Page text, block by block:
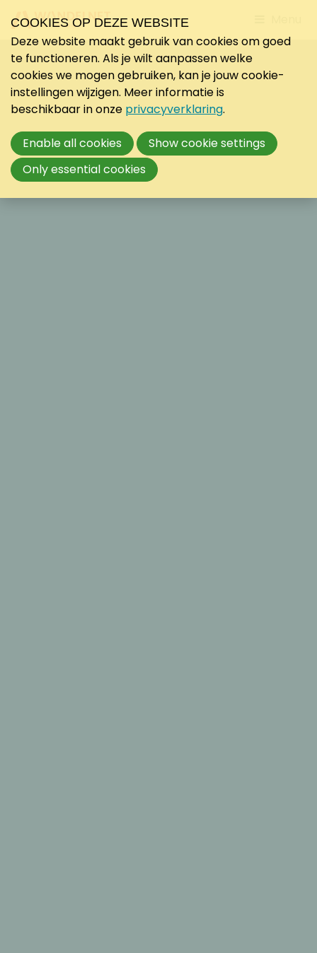
to
COOKIES OP DEZE WEBSITE
Deze website maakt gebruik van cookies om goed
te functioneren. Als je wilt aanpassen welke
cookies we mogen gebruiken, kan je jouw cookie-
instellingen wijzigen. Meer informatie is
beschikbaar in onze privacyverklaring.
Enable all cookies
Show cookie settings
Only essential cookies